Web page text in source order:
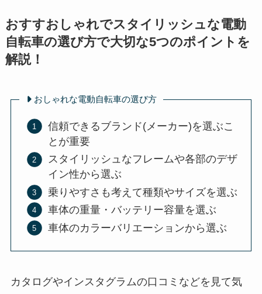
おすすおしゃれでスタイリッシュな電動
自転車の選び方で大切な5つのポイントを
解説！
おしゃれな電動自転車の選び方
信頼できるブランド(メーカー)を選ぶこ
とが重要
スタイリッシュなフレームや各部のデザ
イン性から選ぶ
乗りやすさも考えて種類やサイズを選ぶ
車体の重量・バッテリー容量を選ぶ
車体のカラーバリエーションから選ぶ
カタログやインスタグラムの口コミなどを見て気